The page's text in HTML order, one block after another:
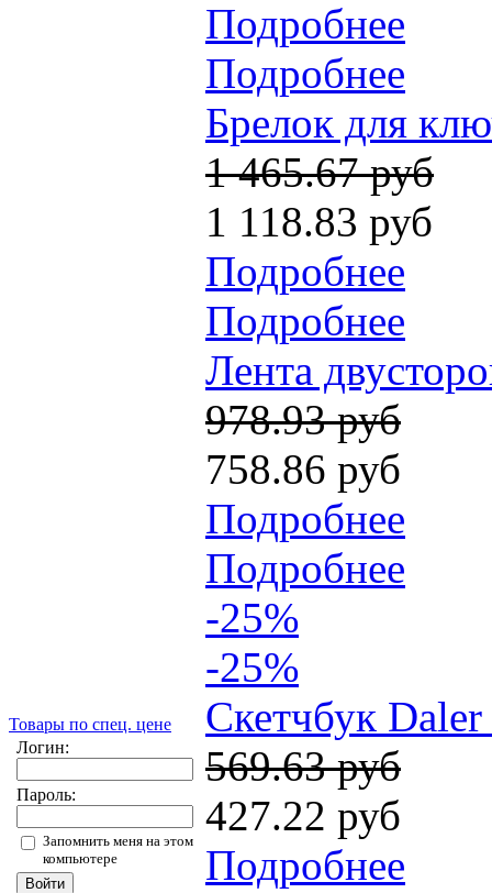
Товары по спец. цене
Логин:
Пароль:
Запомнить меня на этом
компьютере
Подробнее
Подробнее
Брелок для
1 465.67 руб
1 118.83 руб
Подробнее
Подробнее
Лента
978.93 руб
758.86 руб
Подробнее
Подробнее
-25%
-25%
Скетчбук
569.63 руб
427.22 руб
Подробнее